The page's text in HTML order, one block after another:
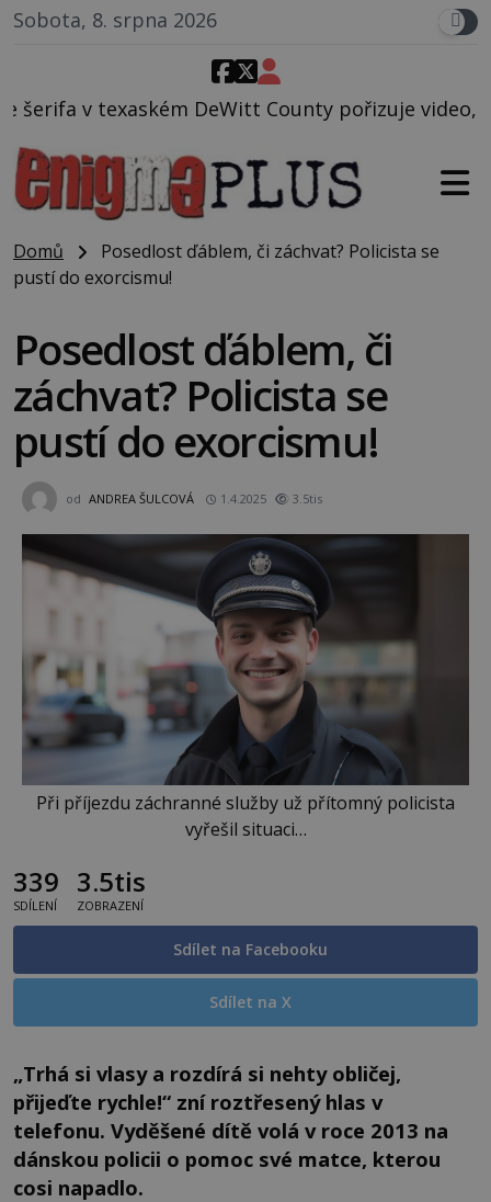
Sobota, 8. srpna 2026
County pořizuje video, na kterém před jeho
Domů
Posedlost ďáblem, či záchvat? Policista se
pustí do exorcismu!
Posedlost ďáblem, či
záchvat? Policista se
pustí do exorcismu!
od ANDREA ŠULCOVÁ 1.4.2025 3.5tis
Při příjezdu záchranné služby už přítomný policista
vyřešil situaci…
339
SDÍLENÍ
3.5tis
ZOBRAZENÍ
Sdílet na Facebooku
Sdílet na X
„Trhá si vlasy a rozdírá si nehty obličej,
přijeďte rychle!“ zní roztřesený hlas v
telefonu. Vyděšené dítě volá v roce 2013 na
dánskou policii o pomoc své matce, kterou
cosi napadlo.